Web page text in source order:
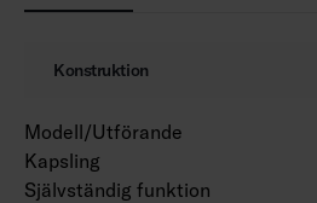
Konstruktion
Modell/Utförande
Kapsling
Självständig funktion